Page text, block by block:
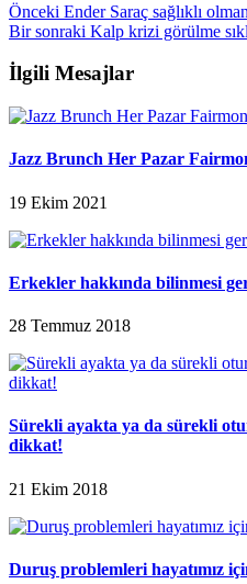
Önceki Ender Saraç sağlıklı
Bir sonraki Kalp krizi görülme
İlgili Mesajlar
Jazz Brunch Her Pazar
19 Ekim 2021
Erkekler hakkında bilinmesi
28 Temmuz 2018
Sürekli ayakta ya da sürekli
dikkat!
21 Ekim 2018
Duruş problemleri hayatımız